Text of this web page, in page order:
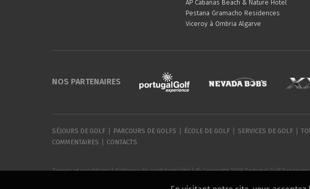
AP Cabanas Beach & Nature Hotel
Pestana Gramacho Residences
Viceroy à Ombria Algarve
NOS PARTENAIRES
SÉJOURS DE GOLF PARCOURS DE GOLFS ÉCOLE DE GOLF SERVICES DE GOLF
COMMENTAIRES
CONTACTS
Termes et conditions|Politique de confidentialité| © Copyright 2018 Portugal Golf